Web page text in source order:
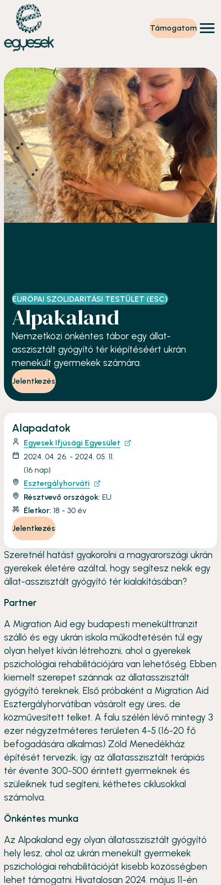
Támogatom
Képzések
Önkéntesség
Szintet lépek
Tevékenységeink
Rólunk
Partnerek
Adományzóna
Hírek
HU
EURÓPAI SZOLIDARITÁSI TESTÜLET (ESC)
Alpakaland
Nemzetközi önkéntes tábor egy állat-
asszisztált gyógyító tér kiépítéséért ukrán
menekült gyermekek számára.
Jelentkezés
Szeretnél hatást gyakorolni a magyarországi ukrán
gyerekek életére azáltal, hogy segítesz nekik egy
állat-asszisztált gyógyító tér kialakításában?
Partner
A Migration Aid egy budapesti menekülttranzit
szálló és egy ukrán iskola működtetésén túl egy
olyan helyet kíván létrehozni, ahol a gyerekek
pszichológiai rehabilitációjára van lehetőség. Ebben
kiemelt szerepet szánnak az állatasszisztált
gyógyító tereknek. Első próbaként a Migration Aid
Esztergályhorvátiban vásárolt egy üres, de
közművesített telket. A falu szélén lévő mintegy 3
ezer négyzetméteres területen 4-5 (16-20 fő
befogadására alkalmas) Zöld Menedékház
építését tervezik, így az állatasszisztált terápiás
tér évente 300-500 érintett gyermeknek és
szüleiknek tud segíteni, kéthetes ciklusokkal
számolva.
Önkéntes munka
Az Alpakaland egy olyan állatasszisztált gyógyító
hely lesz, ahol az ukrán menekült gyermekek
pszichológiai rehabilitációját kisebb közösségben
lehet támogatni. Hivatalosan 2024. május 11-én
Alapadatok
Egyesek Ifjúsági Egyesület
2024. 04. 26. - 2024. 05. 11.
(16 nap)
Esztergályhorváti
Résztvevő országok: EU
Életkor: 18 - 30 év
Jelentkezés